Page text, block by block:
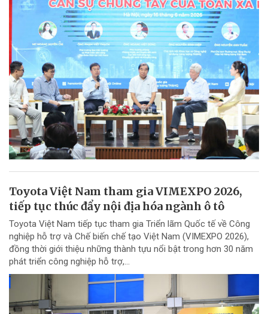
Toyota Việt Nam tham gia VIMEXPO 2026,
tiếp tục thúc đẩy nội địa hóa ngành ô tô
Toyota Việt Nam tiếp tục tham gia Triển lãm Quốc tế về Công
nghiệp hỗ trợ và Chế biến chế tạo Việt Nam (VIMEXPO 2026),
đồng thời giới thiệu những thành tựu nổi bật trong hơn 30 năm
phát triển công nghiệp hỗ trợ,...